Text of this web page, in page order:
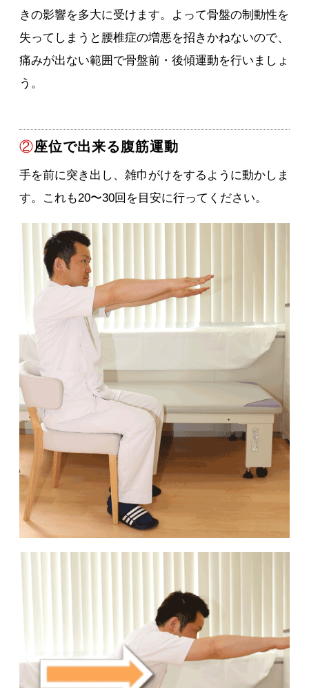
きの影響を多大に受けます。よって骨盤の制動性を
失ってしまうと腰椎症の増悪を招きかねないので、
痛みが出ない範囲で骨盤前・後傾運動を行いましょ
う。
②座位で出来る腹筋運動
手を前に突き出し、雑巾がけをするように動かしま
す。これも20〜30回を目安に行ってください。